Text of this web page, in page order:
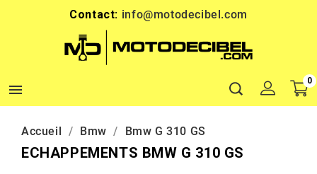
Contact: info@motodecibel.com

0
Accueil Bmw Bmw G 310 GS
ECHAPPEMENTS BMW G 310 GS